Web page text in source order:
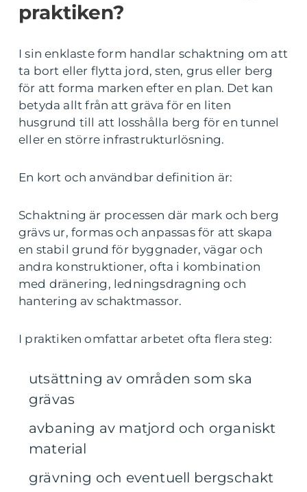
praktiken?
I sin enklaste form handlar schaktning om att
ta bort eller flytta jord, sten, grus eller berg
för att forma marken efter en plan. Det kan
betyda allt från att gräva för en liten
husgrund till att losshålla berg för en tunnel
eller en större infrastrukturlösning.
En kort och användbar definition är:
Schaktning är processen där mark och berg
grävs ur, formas och anpassas för att skapa
en stabil grund för byggnader, vägar och
andra konstruktioner, ofta i kombination
med dränering, ledningsdragning och
hantering av schaktmassor.
I praktiken omfattar arbetet ofta flera steg:
utsättning av områden som ska
grävas
avbaning av matjord och organiskt
material
grävning och eventuell bergschakt